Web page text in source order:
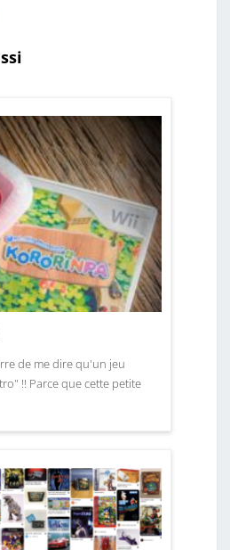
de me dire qu'un jeu
!! Parce que cette petite